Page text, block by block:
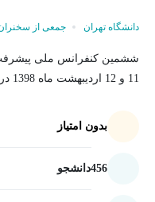
دانشگاه تهران جمعی از
ششمین کنفرانس ملی پیشرفت
11 و 12 اردیبهشت ماه 1398 در دانشکده...
بدون امتیاز
456دانشجو